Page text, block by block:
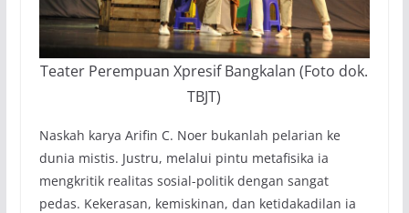
Teater Perempuan Xpresif Bangkalan (Foto dok.
TBJT)
Naskah karya Arifin C. Noer bukanlah pelarian ke
dunia mistis. Justru, melalui pintu metafisika ia
mengkritik realitas sosial-politik dengan sangat
pedas. Kekerasan, kemiskinan, dan ketidakadilan ia